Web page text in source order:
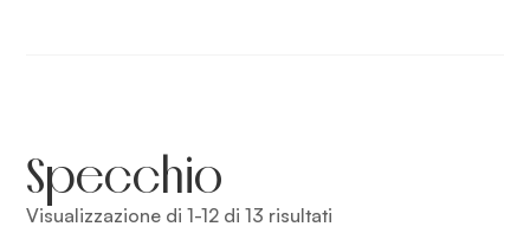
Specchio
Visualizzazione di 1-12 di 13 risultati